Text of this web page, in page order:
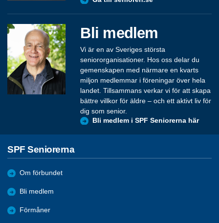
Bli medlem
Vi är en av Sveriges största
seniororganisationer. Hos oss delar du
gemenskapen med närmare en kvarts
miljon medlemmar i föreningar över hela
landet. Tillsammans verkar vi för att skapa
bättre villkor för äldre – och ett aktivt liv för
dig som senior.
Bli medlem i SPF Seniorerna här
SPF Seniorerna
Om förbundet
Bli medlem
Förmåner